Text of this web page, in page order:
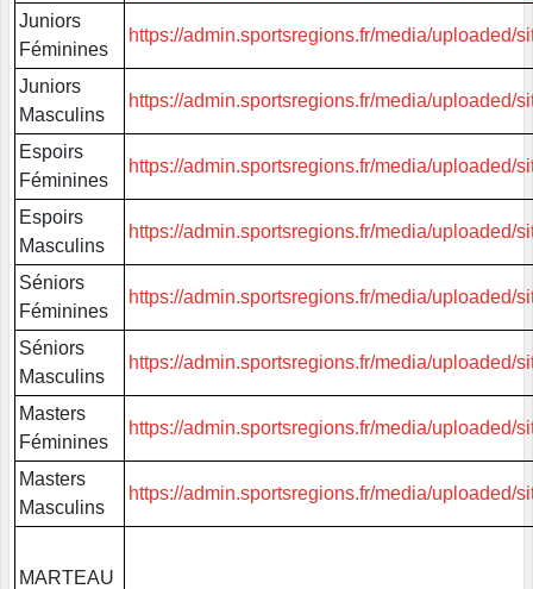
Juniors
Féminines
https://admin.sportsregions.fr/media/uploaded/
Juniors
Masculins
https://admin.sportsregions.fr/media/uploaded/
Espoirs
Féminines
https://admin.sportsregions.fr/media/uploaded/
Espoirs
Masculins
https://admin.sportsregions.fr/media/uploaded/
Séniors
Féminines
https://admin.sportsregions.fr/media/uploaded/
Séniors
Masculins
https://admin.sportsregions.fr/media/uploaded/
Masters
Féminines
https://admin.sportsregions.fr/media/uploaded/
Masters
Masculins
https://admin.sportsregions.fr/media/uploaded/
MARTEAU